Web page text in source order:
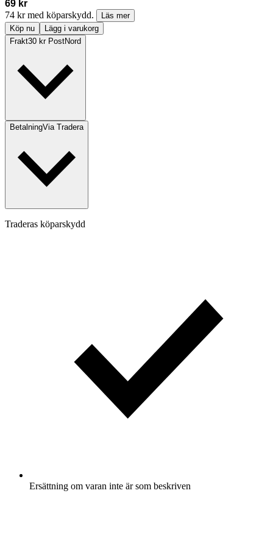
69 kr
74 kr med köparskydd.
Läs mer
Köp nu
Lägg i varukorg
Frakt30 kr PostNord
BetalningVia Tradera
Traderas köparskydd
Ersättning om varan inte är som beskriven